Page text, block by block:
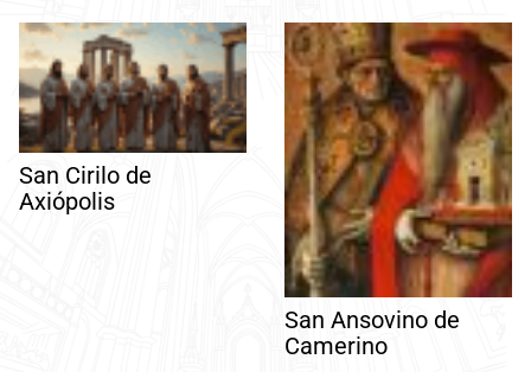
San Cirilo de
Axiópolis
San Ansovino de
Camerino